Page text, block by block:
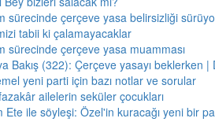
sürecinde çerçeve yasa belirsizliği
tabii ki çalamayacaklar
sürecinde çerçeve yasa muamması
Bakış (322): Çerçeve yasayı beklerken
yeni parti için bazı notlar ve sorular
ailelerin seküler çocukları
Ete ile söyleşi: Özel'in kuracağı yeni bir